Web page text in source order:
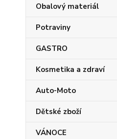
Obalový materiál
Potraviny
GASTRO
Kosmetika a zdraví
Auto-Moto
Dětské zboží
VÁNOCE